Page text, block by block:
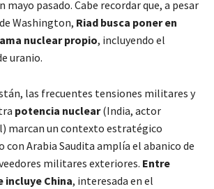
mayo pasado. Cabe recordar que, a pesar
Washington, Riad busca poner en
nuclear propio, incluyendo el
uranio.
las frecuentes tensiones militares y
potencia nuclear(India, actor
marcan un contexto estratégico
con Arabia Saudita amplía el abanico de
militares exteriores. Entre
incluye China, interesada en el